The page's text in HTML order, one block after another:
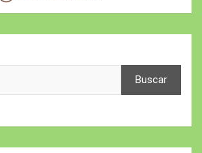
Buscar